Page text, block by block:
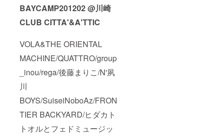
BAYCAMP201202 @川崎
CLUB CITTA'&A'TTIC
VOLA&THE ORIENTAL
MACHINE/QUATTRO/group
_inou/rega/後藤まりこ/N'夙
川
BOYS/SuiseiNoboAz/FRON
TIER BACKYARD/ヒダカト
トオルとフェドミュージッ